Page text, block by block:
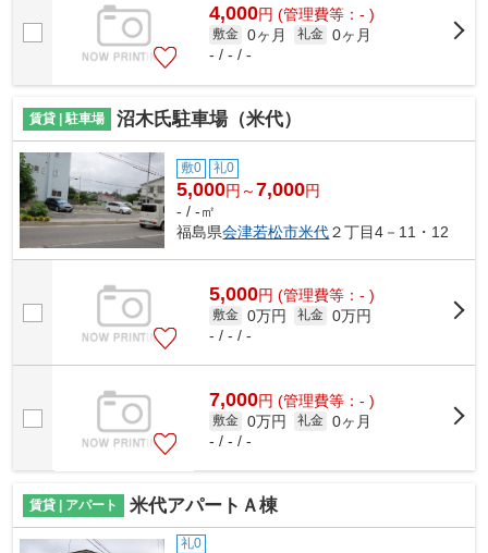
4,000円 (管理費等：- )
敷金 0ヶ月 礼金 0ヶ月
- / - / -
賃貸 | 駐車場 沼木氏駐車場（米代）
敷0 礼0
5,000円～7,000円
- / -㎡
福島県会津若松市米代２丁目4－11・12
5,000円 (管理費等：- )
敷金 0万円 礼金 0万円
- / - / -
7,000円 (管理費等：- )
敷金 0万円 礼金 0ヶ月
- / - / -
賃貸 | アパート 米代アパートＡ棟
礼0